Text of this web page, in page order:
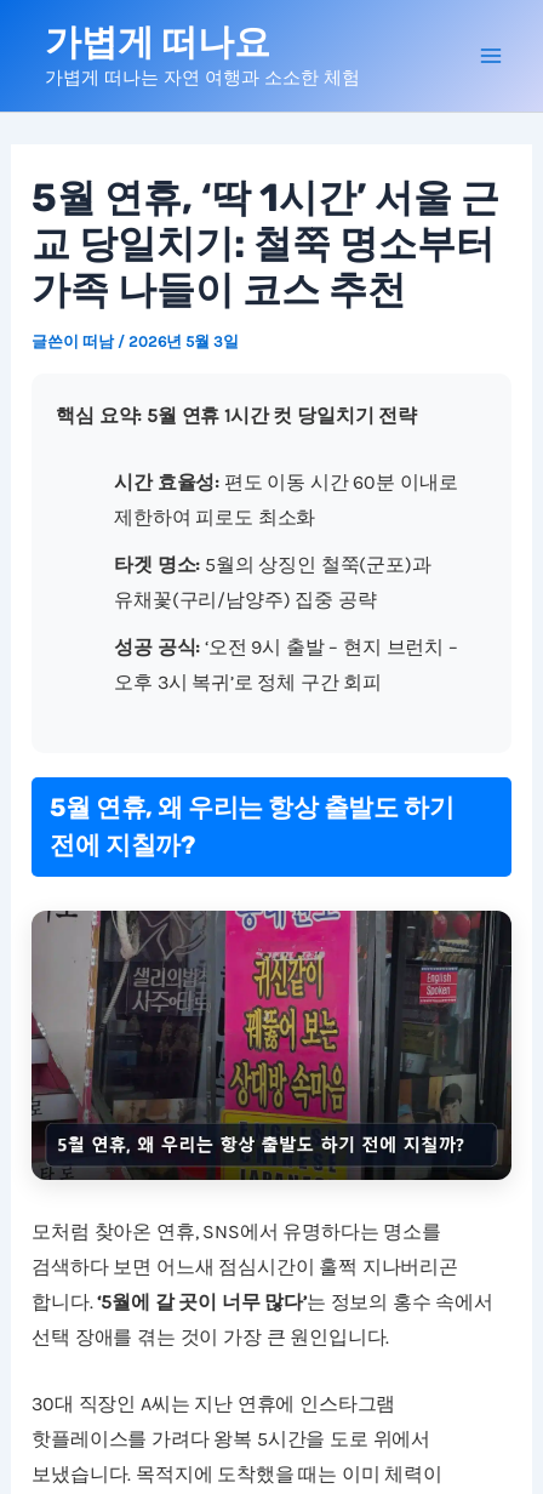
로
가볍게 떠나요
가볍게 떠나는 자연 여행과 소소한 체험
5월 연휴, ‘딱 1시간’ 서울 근
교 당일치기: 철쭉 명소부터
가족 나들이 코스 추천
글쓴이떠남 /2026년 5월 3일
핵심 요약: 5월 연휴 1시간 컷 당일치기 전략
시간 효율성: 편도 이동 시간 60분 이내로
제한하여 피로도 최소화
타겟 명소: 5월의 상징인 철쭉(군포)과
유채꽃(구리/남양주) 집중 공략
성공 공식: ‘오전 9시 출발 – 현지 브런치 –
오후 3시 복귀’로 정체 구간 회피
5월 연휴, 왜 우리는 항상 출발도 하기
전에 지칠까?
모처럼 찾아온 연휴, SNS에서 유명하다는 명소를
검색하다 보면 어느새 점심시간이 훌쩍 지나버리곤
합니다.‘5월에 갈 곳이 너무 많다’는 정보의 홍수 속에서
선택 장애를 겪는 것이 가장 큰 원인입니다.
30대 직장인 A씨는 지난 연휴에 인스타그램
핫플레이스를 가려다 왕복 5시간을 도로 위에서
보냈습니다. 목적지에 도착했을 때는 이미 체력이